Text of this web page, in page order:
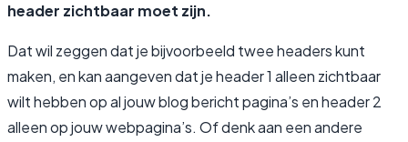
header zichtbaar moet zijn.
Dat wil zeggen dat je bijvoorbeeld twee headers kunt
maken, en kan aangeven dat je header 1 alleen zichtbaar
wilt hebben op al jouw blog bericht pagina’s en header 2
alleen op jouw webpagina’s. Of denk aan een andere